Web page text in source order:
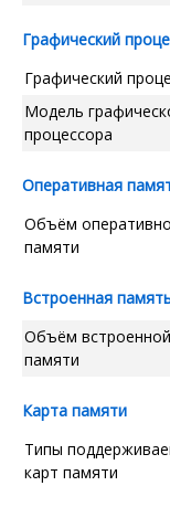
Графический
Графический
Модель
процессора
Оперативная
Объём
памяти
Встроенная
Объём встроенной
памяти
Карта памяти
Типы
карт памяти